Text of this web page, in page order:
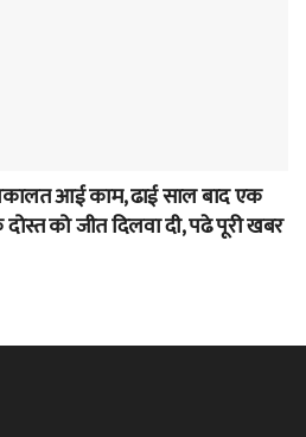
आई काम, ढाई साल बाद एक
को जीत दिलवा दी, पढे पूरी खबर